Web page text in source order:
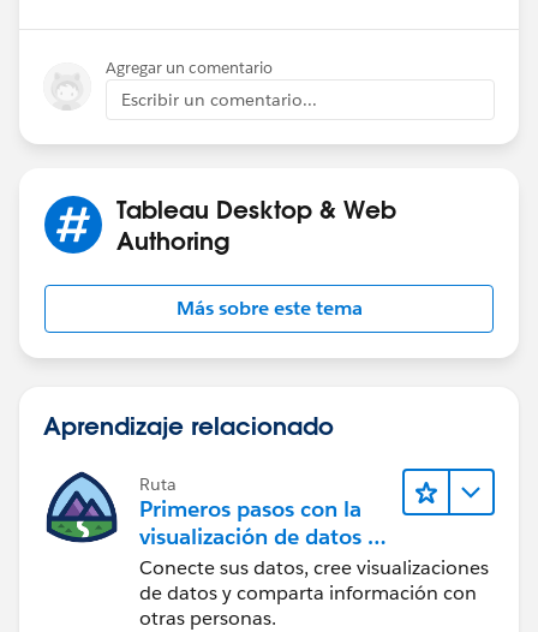
Agregar un comentario
Escribir un comentario...
Tableau Desktop & Web
Authoring
Más sobre este tema
Aprendizaje relacionado
Ruta
Primeros pasos con la
visualización de datos en
Tableau Desktop
Conecte sus datos, cree visualizaciones
de datos y comparta información con
otras personas.